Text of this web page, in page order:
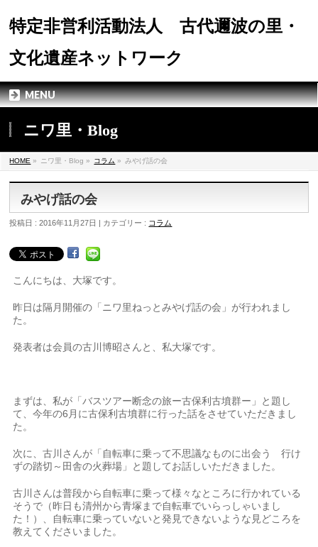
特定非営利活動法人 古代邇波の里・
文化遺産ネットワーク
MENU
ニワ里・Blog
HOME » ニワ里・Blog » コラム » みやげ話の会
みやげ話の会
投稿日 : 2016年11月27日 | カテゴリー : コラム
こんにちは、大塚です。
昨日は隔月開催の「ニワ里ねっとみやげ話の会」が行われまし
た。
発表者は会員の古川博昭さんと、私大塚です。
まずは、私が「バスツアー断念の旅ー古保利古墳群ー」と題し
て、今年の6月に古保利古墳群に行った話をさせていただきまし
た。
次に、古川さんが「自転車に乗って不思議なものに出会う 行け
ずの踏切～田舎の火葬場」と題してお話しいただきました。
古川さんは普段から自転車に乗って様々なところに行かれている
そうで（昨日も清州から青塚まで自転車でいらっしゃいまし
た！）、自転車に乗っていないと発見できないような見どころを
教えてくださいました。